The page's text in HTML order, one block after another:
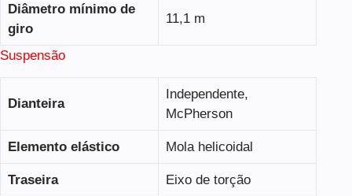
Diâmetro mínimo de
giro
11,1 m
Suspensão
Dianteira
Independente,
McPherson
Elemento elástico Mola helicoidal
Traseira
Eixo de torção